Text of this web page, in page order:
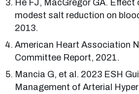
He FJ, MacGregor GA. Effect
modest salt reduction on
2013.
American Heart Association
Committee Report, 2021.
Mancia G, et al. 2023 ESH
Management of Arterial